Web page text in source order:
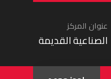
عنوان المركز
الصناعية القديمة